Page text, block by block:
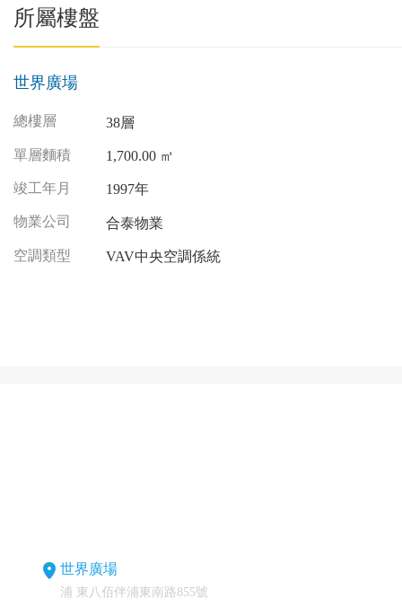
所屬樓盤
世界廣場
總樓層 38層
單層麵積 1,700.00 ㎡
竣工年月 1997年
物業公司 合泰物業
空調類型 VAV中央空調係統
世界廣場
浦 東八佰伴浦東南路855號